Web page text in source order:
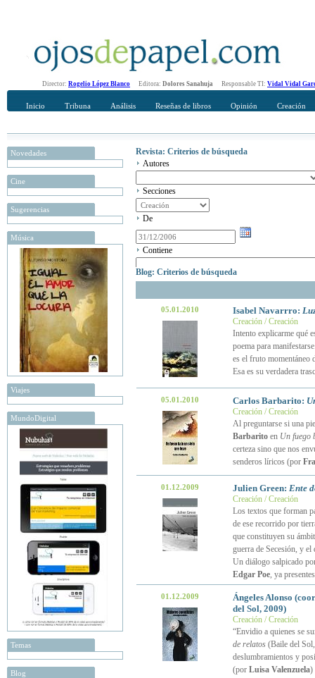
Director: Rogelio López Blanco Editora: Dolores Sanahuja Responsable TI: Vidal Vidal
Inicio Tribuna Análisis Reseñas de libros Opinión Creación
Novedades
Cine
Sugerencias
Música
Viajes
MundoDigital
Temas
Blog
Revista: Criterios de búsqueda
Autores
Secciones
De
Contiene
Blog: Criterios de búsqueda
05.01.2010 Isabel Navarrro:
Creación / Creación
Intento explicarme qué
poema para
es el fruto momentáneo
Esa es su verdadera
05.01.2010 Carlos Barbarito:
Creación / Creación
Al preguntarse si una
Barbaritoen Un fuego
certeza sino que nos
senderos líricos (por
01.12.2009 Julien Green: Ente
Creación / Creación
Los textos que forman
de ese recorrido por
que constituyen su
guerra de Secesión, y
Un diálogo salpicado
Edgar Poe, ya
01.12.2009
Ángeles Alonso
del Sol, 2009)
Creación / Creación
“Envidio a quienes se
de relatos(Baile del Sol,
deslumbramientos y
(por Luisa Valenzuela)